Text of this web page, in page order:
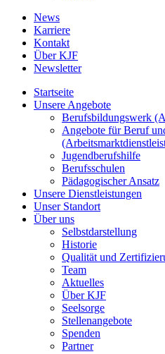
News
Karriere
Kontakt
Über KJF
Newsletter
Startseite
Unsere Angebote
Berufsbildungswerk
Angebote für Beruf
Jugendberufshilfe
Berufsschulen
Pädagogischer Ansatz
Unsere Dienstleistungen
Unser Standort
Über uns
Selbstdarstellung
Historie
Qualität und
Team
Aktuelles
Über KJF
Seelsorge
Stellenangebote
Spenden
Partner